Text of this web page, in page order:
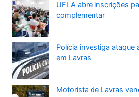
UFLA abre inscrições
complementar
Polícia investiga ataque
em Lavras
Motorista de Lavras